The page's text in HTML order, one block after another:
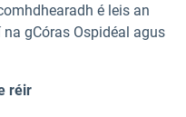
é leis an
gCóras Ospidéal agus
réir